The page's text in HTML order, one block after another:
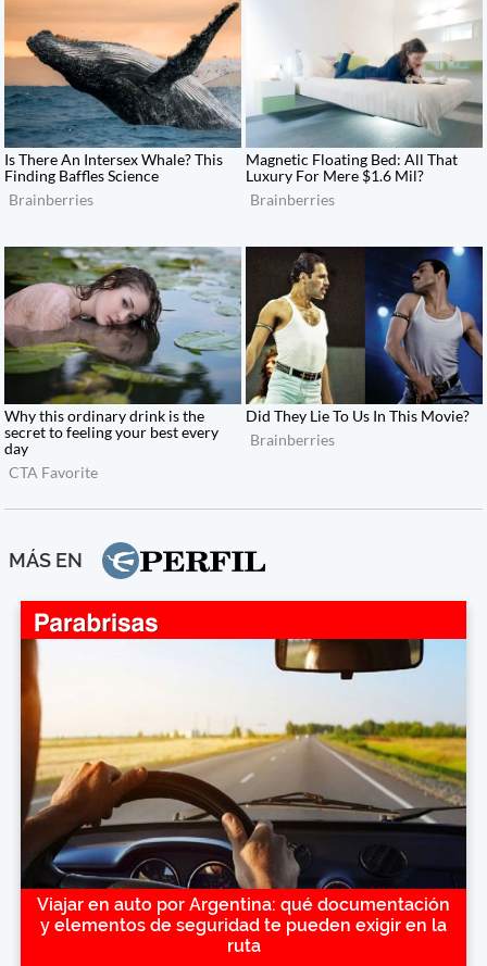
MÁS EN
Viajar en auto por Argentina: qué documentación
y elementos de seguridad te pueden exigir en la
ruta